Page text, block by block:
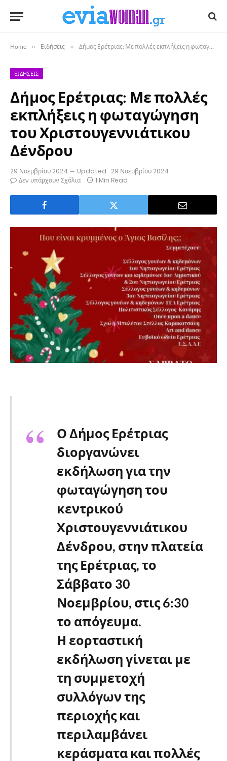
Home » Ειδήσεις » Δήμος Ερέτριας: Με πολλές εκπλήξεις η φωταγώγηση του Χριστουγεννιάτικου Δένδρου
ΕΙΔΉΣΕΙΣ
Δήμος Ερέτριας: Με πολλές
εκπλήξεις η φωταγώγηση
του Χριστουγεννιάτικου
Δένδρου
29 Νοεμβρίου 2024 Updated: 29 Νοεμβρίου 2024
Δεν υπάρχουν Σχόλια
1 Min Read
Ο Δήμος Ερέτριας
διοργανώνει
εκδήλωση για την
φωταγώγηση του
κεντρικού
Χριστουγεννιάτικου
Δένδρου, στην πλατεία
της Ερέτριας, το
Σάββατο 30
Νοεμβρίου, στις 6:30
το απόγευμα.
Η εορταστική
εκδήλωση γίνεται με
τη συμμετοχή
συλλόγων της
περιοχής και
περιλαμβάνει
κεράσματα και πολλές